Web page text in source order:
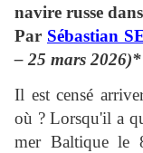
navire russe
Par Sébastian
– 25 mars 2026)*
Il est censé
où ? Lorsqu'il a
mer Baltique le